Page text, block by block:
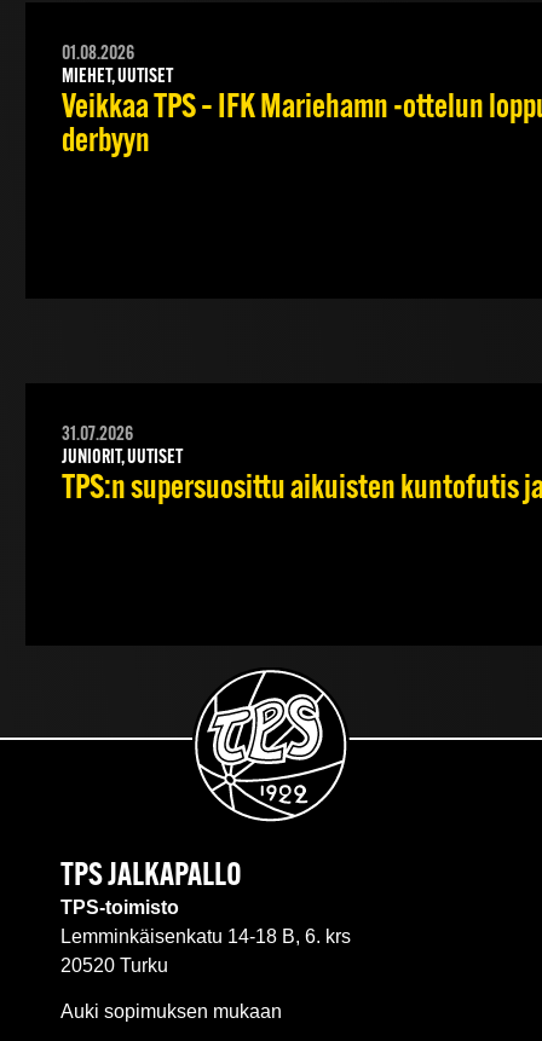
01.08.2026
MIEHET, UUTISET
Veikkaa TPS – IFK Mariehamn -ottelun
derbyyn
31.07.2026
JUNIORIT, UUTISET
TPS:n supersuosittu aikuisten kuntofutis
TPS JALKAPALLO
TPS-toimisto
Lemminkäisenkatu 14-18 B, 6. krs
20520 Turku
Auki sopimuksen mukaan